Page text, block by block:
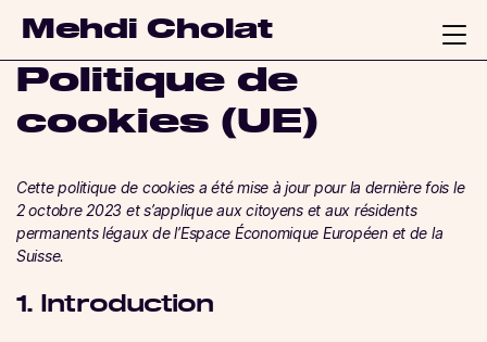
Mehdi Cholat
Politique de
cookies (UE)
Cette politique de cookies a été mise à jour pour la dernière fois le
2 octobre 2023 et s’applique aux citoyens et aux résidents
permanents légaux de l’Espace Économique Européen et de la
Suisse.
1. Introduction